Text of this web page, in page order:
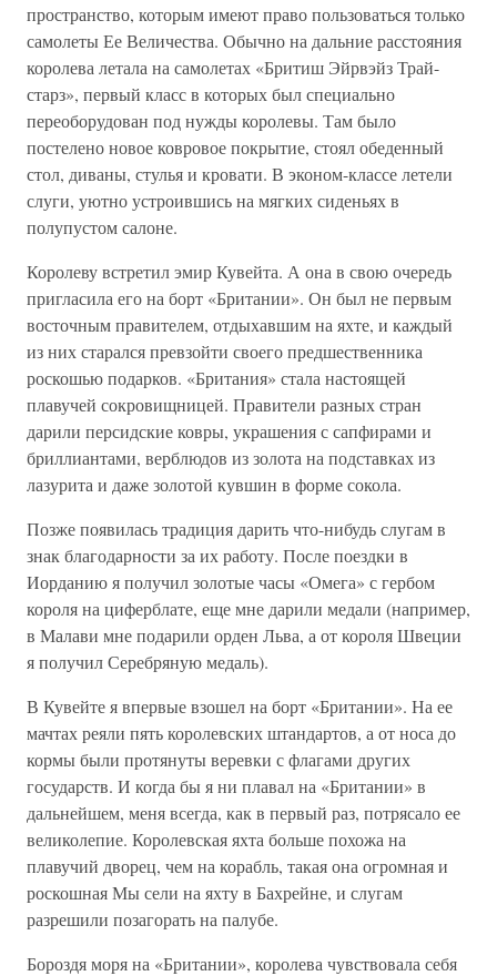
пространство, которым имеют право пользоваться только
самолеты Ее Величества. Обычно на дальние расстояния
королева летала на самолетах «Бритиш Эйрвэйз Трай-
старз», первый класс в которых был специально
переоборудован под нужды королевы. Там было
постелено новое ковровое покрытие, стоял обеденный
стол, диваны, стулья и кровати. В эконом-классе летели
слуги, уютно устроившись на мягких сиденьях в
полупустом салоне.
Королеву встретил эмир Кувейта. А она в свою очередь
пригласила его на борт «Британии». Он был не первым
восточным правителем, отдыхавшим на яхте, и каждый
из них старался превзойти своего предшественника
роскошью подарков. «Британия» стала настоящей
плавучей сокровищницей. Правители разных стран
дарили персидские ковры, украшения с сапфирами и
бриллиантами, верблюдов из золота на подставках из
лазурита и даже золотой кувшин в форме сокола.
Позже появилась традиция дарить что-нибудь слугам в
знак благодарности за их работу. После поездки в
Иорданию я получил золотые часы «Омега» с гербом
короля на циферблате, еще мне дарили медали (например,
в Малави мне подарили орден Льва, а от короля Швеции
я получил Серебряную медаль).
В Кувейте я впервые взошел на борт «Британии». На ее
мачтах реяли пять королевских штандартов, а от носа до
кормы были протянуты веревки с флагами других
государств. И когда бы я ни плавал на «Британии» в
дальнейшем, меня всегда, как в первый раз, потрясало ее
великолепие. Королевская яхта больше похожа на
плавучий дворец, чем на корабль, такая она огромная и
роскошная Мы сели на яхту в Бахрейне, и слугам
разрешили позагорать на палубе.
Бороздя моря на «Британии», королева чувствовала себя